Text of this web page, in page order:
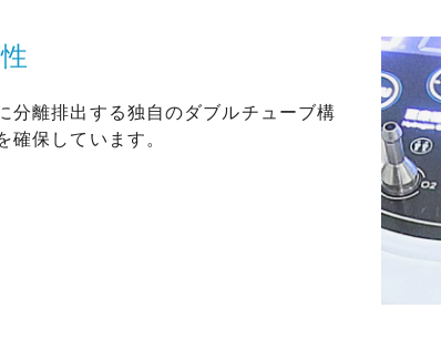
分離排出する独自のダブルチューブ構
確保しています。